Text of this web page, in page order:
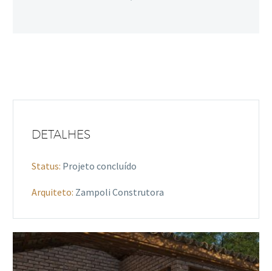
DETALHES
Status: Projeto concluído
Arquiteto: Zampoli Construtora